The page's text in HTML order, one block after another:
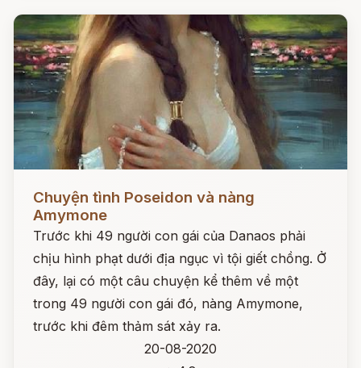
Chuyện tình Poseidon và nàng
Amymone
Trước khi 49 người con gái của Danaos phải
chịu hình phạt dưới địa ngục vì tội giết chồng. Ở
đây, lại có một câu chuyện kể thêm về một
trong 49 người con gái đó, nàng Amymone,
trước khi đêm thảm sát xảy ra.
20-08-2020